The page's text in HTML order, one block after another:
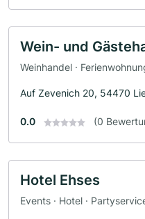
Wein- und
Weinhandel ·
Auf Zevenich 20, 54470
0.0 (0
Hotel Ehses
Events · Hotel ·